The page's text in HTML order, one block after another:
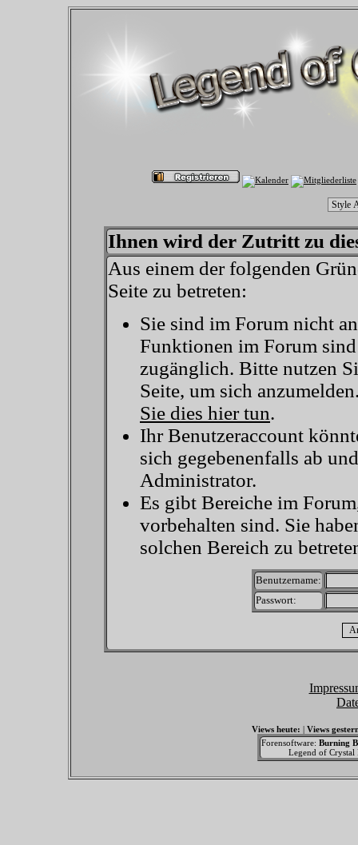
Ihnen wird der Zutritt zu
Aus einem der folgenden
Seite zu betreten:
Sie sind im Forum nicht
Funktionen im Forum
zugänglich. Bitte nutzen
Seite, um sich
Sie dies hier tun.
Ihr Benutzeraccount
sich gegebenenfalls ab
Administrator.
Es gibt Bereiche im
vorbehalten sind. Sie
solchen Bereich zu
Benutzername:
Passwort:
Views heute: | Views
Forensoftware: Burning
Legend of